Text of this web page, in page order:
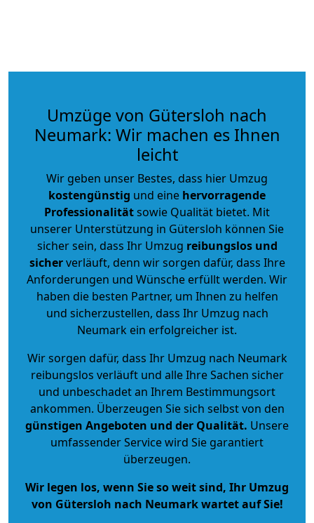
Umzüge von Gütersloh nach
Neumark: Wir machen es Ihnen
leicht
Wir geben unser Bestes, dass hier Umzug
kostengünstig und eine hervorragende
Professionalitätsowie Qualität bietet. Mit
unserer Unterstützung in Gütersloh können Sie
sicher sein, dass Ihr Umzug reibungslos und
sicherverläuft, denn wir sorgen dafür, dass Ihre
Anforderungen und Wünsche erfüllt werden. Wir
haben die besten Partner, um Ihnen zu helfen
und sicherzustellen, dass Ihr Umzug nach
Neumark ein erfolgreicher ist.
Wir sorgen dafür, dass Ihr Umzug nach Neumark
reibungslos verläuft und alle Ihre Sachen sicher
und unbeschadet an Ihrem Bestimmungsort
ankommen. Überzeugen Sie sich selbst von den
günstigen Angeboten und der Qualität. Unsere
umfassender Service wird Sie garantiert
überzeugen.
Wir legen los, wenn Sie so weit sind, Ihr Umzug
von Gütersloh nach Neumark wartet auf Sie!